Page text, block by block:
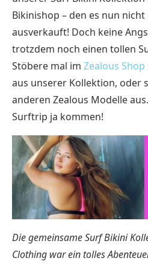
Bikinishop – den es nun
ausverkauft! Doch keine
trotzdem noch einen tollen
Stöbere mal im Zealous Shop
aus unserer Kollektion, oder
anderen Zealous Modelle
Surftrip ja kommen!
Die gemeinsame Surf Bikini
Clothing war ein tolles